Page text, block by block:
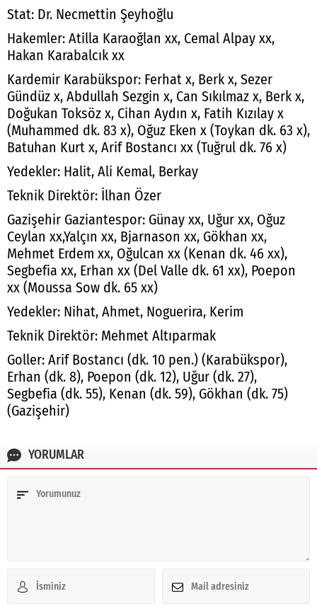
Stat: Dr. Necmettin Şeyhoğlu
Hakemler: Atilla Karaoğlan xx, Cemal Alpay xx,
Hakan Karabalcık xx
Kardemir Karabükspor: Ferhat x, Berk x, Sezer
Gündüz x, Abdullah Sezgin x, Can Sıkılmaz x, Berk x,
Doğukan Toksöz x, Cihan Aydın x, Fatih Kızılay x
(Muhammed dk. 83 x), Oğuz Eken x (Toykan dk. 63 x),
Batuhan Kurt x, Arif Bostancı xx (Tuğrul dk. 76 x)
Yedekler: Halit, Ali Kemal, Berkay
Teknik Direktör: İlhan Özer
Gazişehir Gaziantespor: Günay xx, Uğur xx, Oğuz
Ceylan xx,Yalçın xx, Bjarnason xx, Gökhan xx,
Mehmet Erdem xx, Oğulcan xx (Kenan dk. 46 xx),
Segbefia xx, Erhan xx (Del Valle dk. 61 xx), Poepon
xx (Moussa Sow dk. 65 xx)
Yedekler: Nihat, Ahmet, Noguerira, Kerim
Teknik Direktör: Mehmet Altıparmak
Goller: Arif Bostancı (dk. 10 pen.) (Karabükspor),
Erhan (dk. 8), Poepon (dk. 12), Uğur (dk. 27),
Segbefia (dk. 55), Kenan (dk. 59), Gökhan (dk. 75)
(Gazişehir)
YORUMLAR